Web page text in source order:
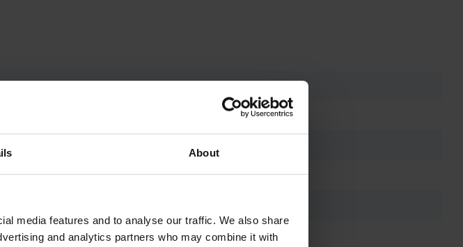
About
media features and to analyse our traffic. We also share
and analytics partners who may combine it with